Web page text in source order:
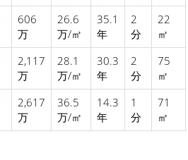
606
万
26.6
万/㎡
35.1
年
2
分
22
㎡
2,117
万
28.1
万/㎡
30.3
年
2
分
75
㎡
2,617
万
36.5
万/㎡
14.3
年
1
分
71
㎡